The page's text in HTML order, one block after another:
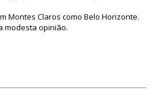
Montes Claros como Belo Horizonte.
modesta opinião.